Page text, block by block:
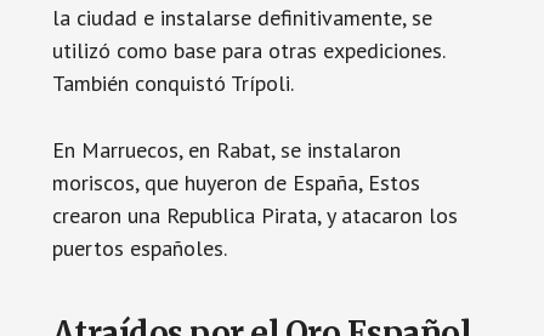
la ciudad e instalarse definitivamente, se
utilizó como base para otras expediciones.
También conquistó Trípoli.
En Marruecos, en Rabat, se instalaron
moriscos, que huyeron de España, Estos
crearon una Republica Pirata, y atacaron los
puertos españoles.